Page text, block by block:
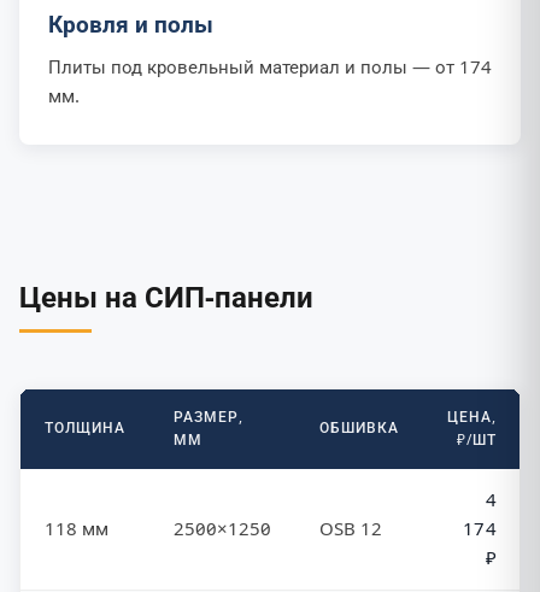
Кровля и полы
Плиты под кровельный материал и полы — от 174
мм.
Цены на СИП-панели
ТОЛЩИНА
РАЗМЕР,
ММ
ОБШИВКА
ЦЕНА,
₽/ШТ
118 мм 2500×1250 OSB 12
4
174
₽